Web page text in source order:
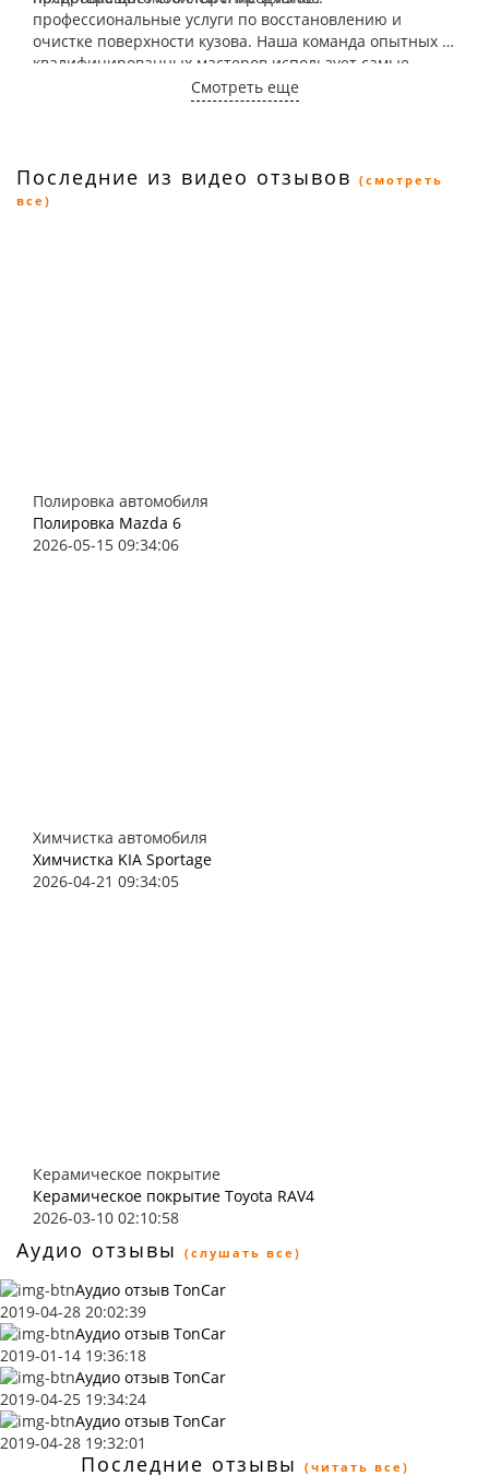
профессиональные услуги по восстановлению и
очистке поверхности кузова. Наша команда опытных и
квалифицированных мастеров использует самые
современные технологии и инструменты для
достижения наилучших результатов. Мы гарантируем
Смотреть еще
Последние из видео отзывов (смотреть
все)
Полировка автомобиля
Полировка Mazda 6
2026-05-15 09:34:06
Химчистка автомобиля
Химчистка KIA Sportage
2026-04-21 09:34:05
Керамическое покрытие
Керамическое покрытие Toyota RAV4
2026-03-10 02:10:58
Аудио отзывы (слушать все)
Аудио отзыв TonCar
2019-04-28 20:02:39
Аудио отзыв TonCar
2019-01-14 19:36:18
Аудио отзыв TonCar
2019-04-25 19:34:24
Аудио отзыв TonCar
2019-04-28 19:32:01
Последние отзывы (читать все)